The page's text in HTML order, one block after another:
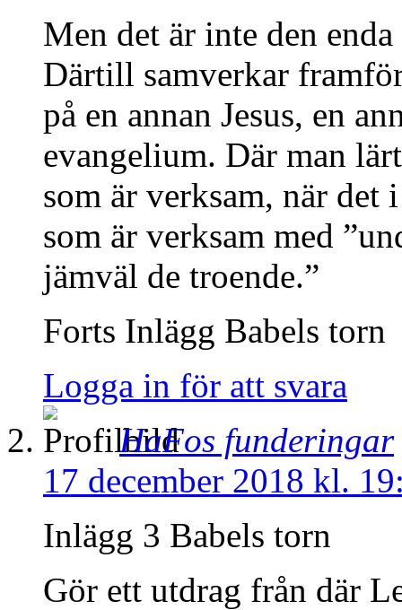
Men det är inte den
Därtill samverkar
på en annan Jesus, en
evangelium. Där man
som är verksam, när det
som är verksam med
jämväl de troende.”
Forts Inlägg Babels torn
Logga in för att svara
HaFos funderingar
17 december 2018 kl.
Inlägg 3 Babels torn
Gör ett utdrag från där